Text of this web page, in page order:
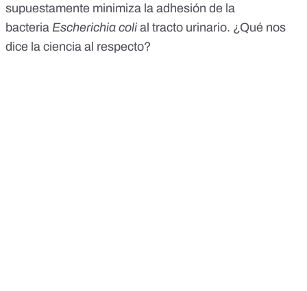
supuestamente minimiza la adhesión de la
bacteria Escherichia colial tracto urinario. ¿Qué nos
dice la ciencia al respecto?